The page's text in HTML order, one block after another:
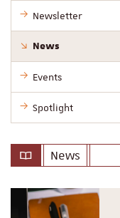
Newsletter
News
Events
Spotlight
News